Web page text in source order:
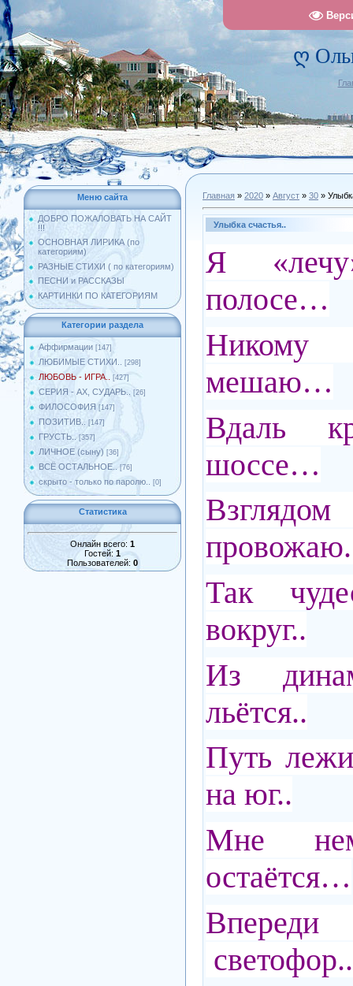
ღ
Меню сайта
ДОБРО ПОЖАЛОВАТЬ НА САЙТ
!!!
ОСНОВНАЯ ЛИРИКА (по
категориям)
РАЗНЫЕ СТИХИ ( по категориям)
ПЕСНИ и РАССКАЗЫ
КАРТИНКИ ПО КАТЕГОРИЯМ
Категории раздела
Аффирмации [147]
ЛЮБИМЫЕ СТИХИ.. [298]
ЛЮБОВЬ - ИГРА.. [427]
СЕРИЯ - АХ, СУДАРЬ.. [26]
ФИЛОСОФИЯ [147]
ПОЗИТИВ.. [147]
ГРУСТЬ.. [357]
ЛИЧНОЕ (сыну) [36]
ВСЁ ОСТАЛЬНОЕ.. [76]
скрыто - только по паролю.. [0]
Статистика
Онлайн всего: 1
Гостей: 1
Пользователей: 0
Главная » 2020 » Август » 30 »
Улыбка счастья..
Я
полосе…
мешаю…
Вдаль
шоссе…
Так
вокруг..
Из
льётся..
Путь
на юг..
Мне
остаётся…
светофор..